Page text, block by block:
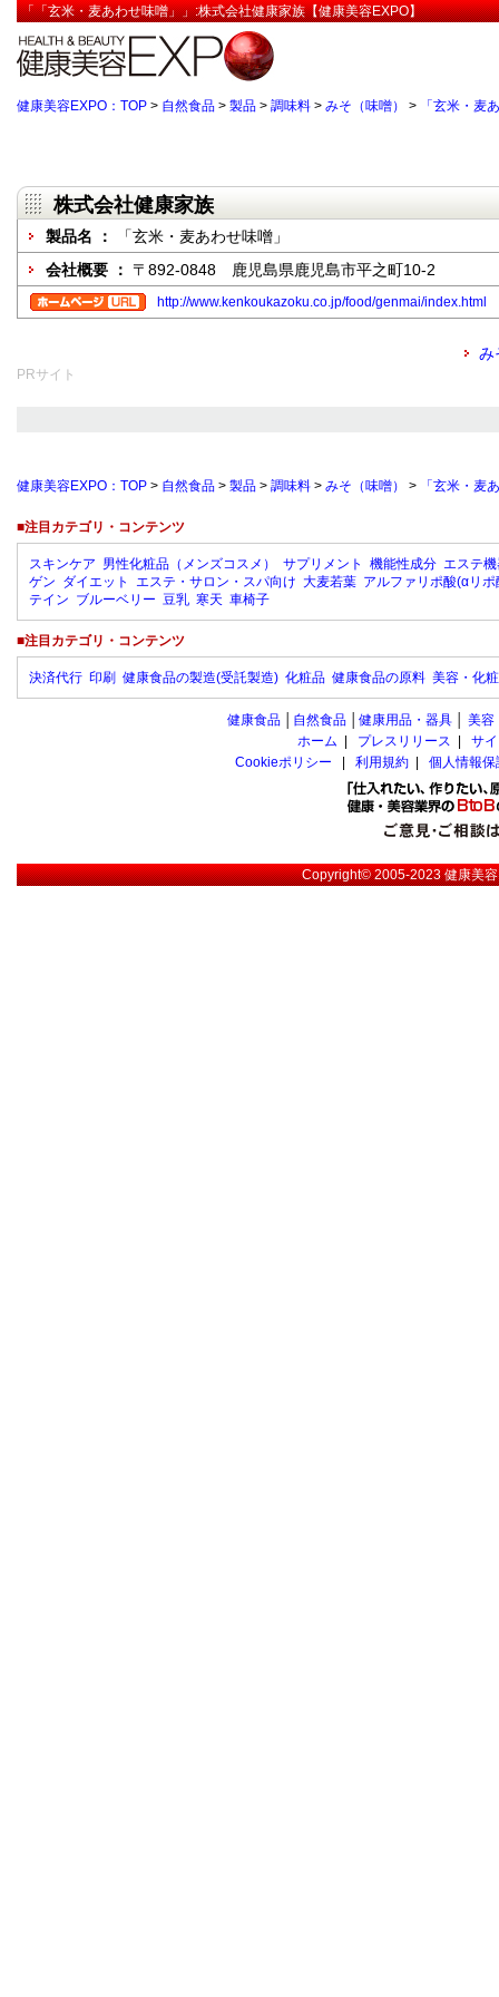
「「玄米・麦あわせ味噌」」:株式会社健康家族【健康美容EXPO】
健康美容EXPO：TOP > 自然食品 > 製品 > 調味料 > みそ（味噌） > 「玄米・麦
株式会社健康家族
製品名 ：
「玄米・麦あわせ味噌」
会社概要 ： 〒892-0848 鹿児島県鹿児島市平之町10-2
http://www.kenkoukazoku.co.jp/food/genmai/index.html
み
PRサイト
健康美容EXPO：TOP > 自然食品 > 製品 > 調味料 > みそ（味噌） > 「玄米・麦
■注目カテゴリ・コンテンツ
スキンケア 男性化粧品（メンズコスメ） サプリメント 機能性成分 エステ
ゲン ダイエット エステ・サロン・スパ向け 大麦若葉 アルファリポ酸(αリポ
テイン ブルーベリー 豆乳 寒天 車椅子
■注目カテゴリ・コンテンツ
決済代行 印刷 健康食品の製造(受託製造) 化粧品 健康食品の原料 美容・化
健康食品 自然食品 健康用品・器具 美容
ホーム
プレスリリース
サ
Cookieポリシー
利用規約 個人情報
Copyright© 2005-2023健康美